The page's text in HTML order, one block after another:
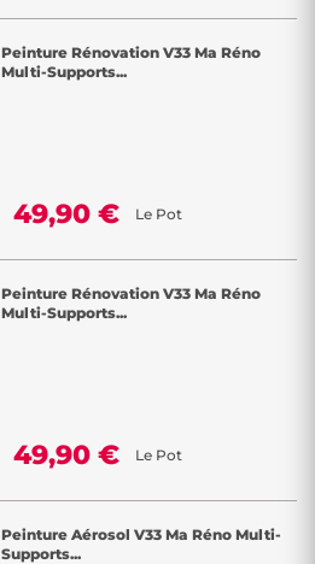
Peinture Rénovation V33 Ma Réno
Multi-Supports...
49,90 € Le Pot
Peinture Rénovation V33 Ma Réno
Multi-Supports...
49,90 € Le Pot
Peinture Aérosol V33 Ma Réno Multi-
Supports...